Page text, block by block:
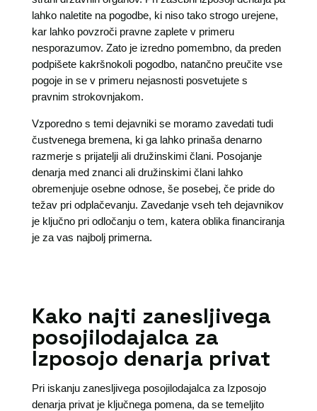
lahko naletite na pogodbe, ki niso tako strogo urejene,
kar lahko povzroči pravne zaplete v primeru
nesporazumov. Zato je izredno pomembno, da preden
podpišete kakršnokoli pogodbo, natančno preučite vse
pogoje in se v primeru nejasnosti posvetujete s
pravnim strokovnjakom.
Vzporedno s temi dejavniki se moramo zavedati tudi
čustvenega bremena, ki ga lahko prinaša denarno
razmerje s prijatelji ali družinskimi člani. Posojanje
denarja med znanci ali družinskimi člani lahko
obremenjuje osebne odnose, še posebej, če pride do
težav pri odplačevanju. Zavedanje vseh teh dejavnikov
je ključno pri odločanju o tem, katera oblika financiranja
je za vas najbolj primerna.
Kako najti zanesljivega
posojilodajalca za
Izposojo denarja privat
Pri iskanju zanesljivega posojilodajalca za Izposojo
denarja privat je ključnega pomena, da se temeljito